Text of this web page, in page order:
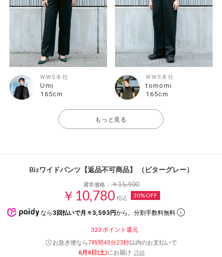
WWS本社
Umi
165cm
WWS本社
tomomi
165cm
もっと見る
Bizワイドパンツ【返品不可商品】 （ビターグレー）
通常価格：￥15,400
￥10,780 税込 30%OFF
なら 3回払いで月々3,593円から。分割手数料無料
323 ポイント還元
お急ぎ便なら7時間46分22秒以内のお支払いで
8月8日(土)にお届け 詳細